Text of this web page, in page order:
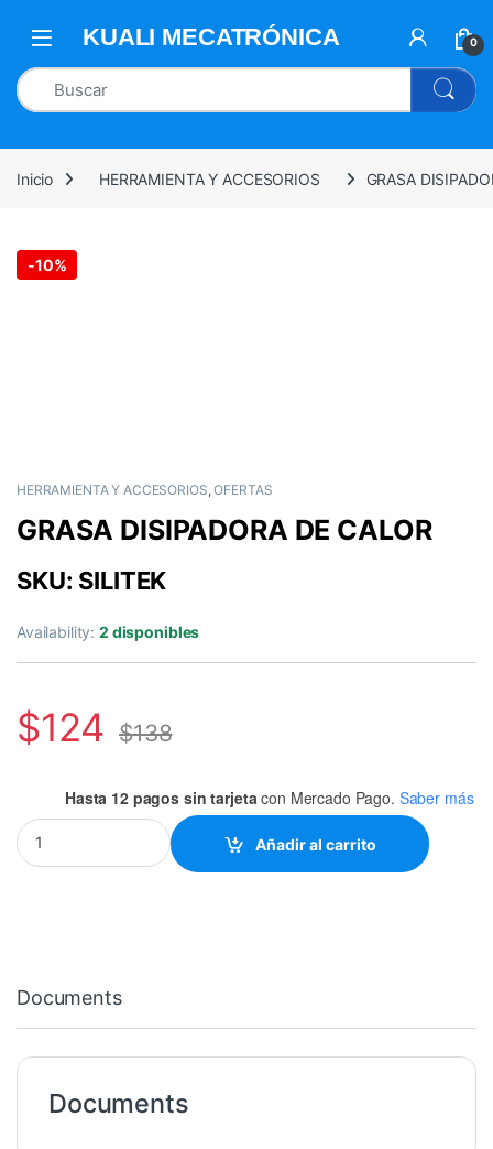
0
Inicio HERRAMIENTA Y ACCESORIOS GRASA
-10%
HERRAMIENTA Y ACCESORIOS,OFERTAS
GRASA DISIPADORA DE CALOR
SKU: SILITEK
Availability:2 disponibles
$124 $138
Hasta 12 pagos sin tarjeta con Mercado Pago. Saber más
GRASA DISIPADORA DE CALOR quantity
Añadir al carrito
Documents
Documents